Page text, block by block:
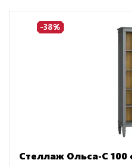
-38%
Стеллаж Ольса-С 100